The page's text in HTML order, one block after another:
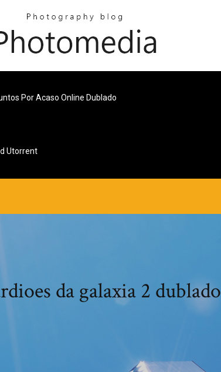
Por Acaso Online Dublado
Utorrent
da galaxia 2 dublado